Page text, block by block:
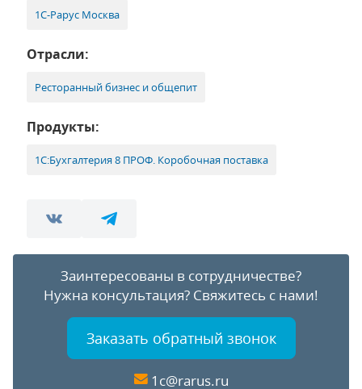
1С-Рарус Москва
Отрасли:
Ресторанный бизнес и общепит
Продукты:
1С:Бухгалтерия 8 ПРОФ. Коробочная поставка
Заинтересованы в сотрудничестве?
Нужна консультация? Свяжитесь с нами!
Заказать обратный звонок
1c@rarus.ru